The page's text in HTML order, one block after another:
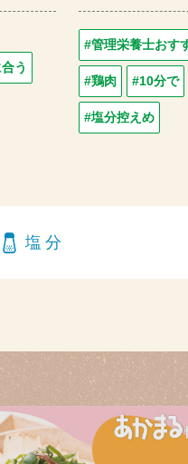
う
#管理栄養士おす
#鶏肉 #10分で
#塩分控えめ
塩分